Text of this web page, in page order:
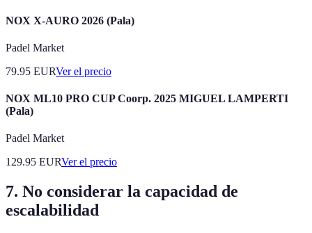
NOX X-AURO 2026 (Pala)
Padel Market
79.95 EURVer el precio
NOX ML10 PRO CUP Coorp. 2025 MIGUEL LAMPERTI
(Pala)
Padel Market
129.95 EURVer el precio
7. No considerar la capacidad de
escalabilidad